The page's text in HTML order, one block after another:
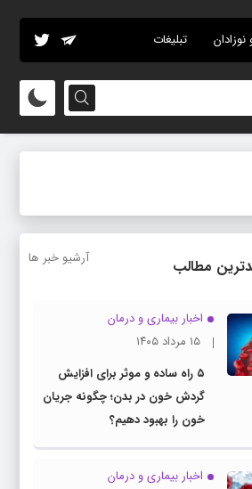
تبلیغات
مطالب آرشیو خبر ها
اخبار بیماری و درمان
۱۵ مرداد ۱۴۰۵
۵ راه ساده و موثر برای افزایش
گردش خون در بدن؛ چگونه جریان
خون را بهبود دهیم؟
اخبار بیماری و درمان